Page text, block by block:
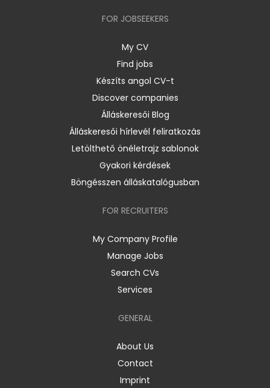
FOR JOBSEEKERS
My CV
Find jobs
Készíts angol CV-t
Discover companies
Álláskeresői Blog
Álláskeresői hírlevél feliratkozás
Letölthető önéletrajz sablonok
Gyakori kérdések
Böngésszen álláskatalógusban
FOR RECRUITERS
My Company Profile
Manage Jobs
Search CVs
Services
GENERAL
About Us
Contact
Imprint